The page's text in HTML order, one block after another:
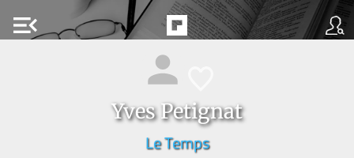
menu_open
Yves Petignat
Le Temps